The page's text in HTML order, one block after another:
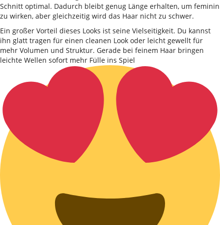
Schnitt optimal. Dadurch bleibt genug Länge erhalten, um feminin
zu wirken, aber gleichzeitig wird das Haar nicht zu schwer.
Ein großer Vorteil dieses Looks ist seine Vielseitigkeit. Du kannst
ihn glatt tragen für einen cleanen Look oder leicht gewellt für
mehr Volumen und Struktur. Gerade bei feinem Haar bringen
leichte Wellen sofort mehr Fülle ins Spiel